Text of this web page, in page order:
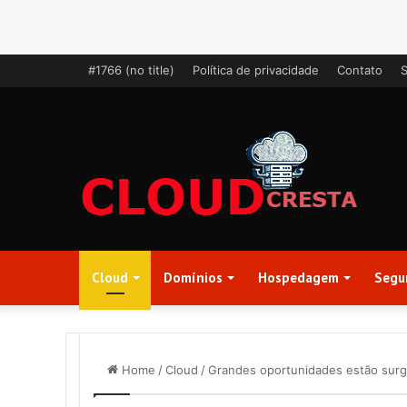
#1766 (no title) Política de privacidade Contato
Cloud Domínios Hospedagem
Home /Cloud /Grandes oportunidades estão